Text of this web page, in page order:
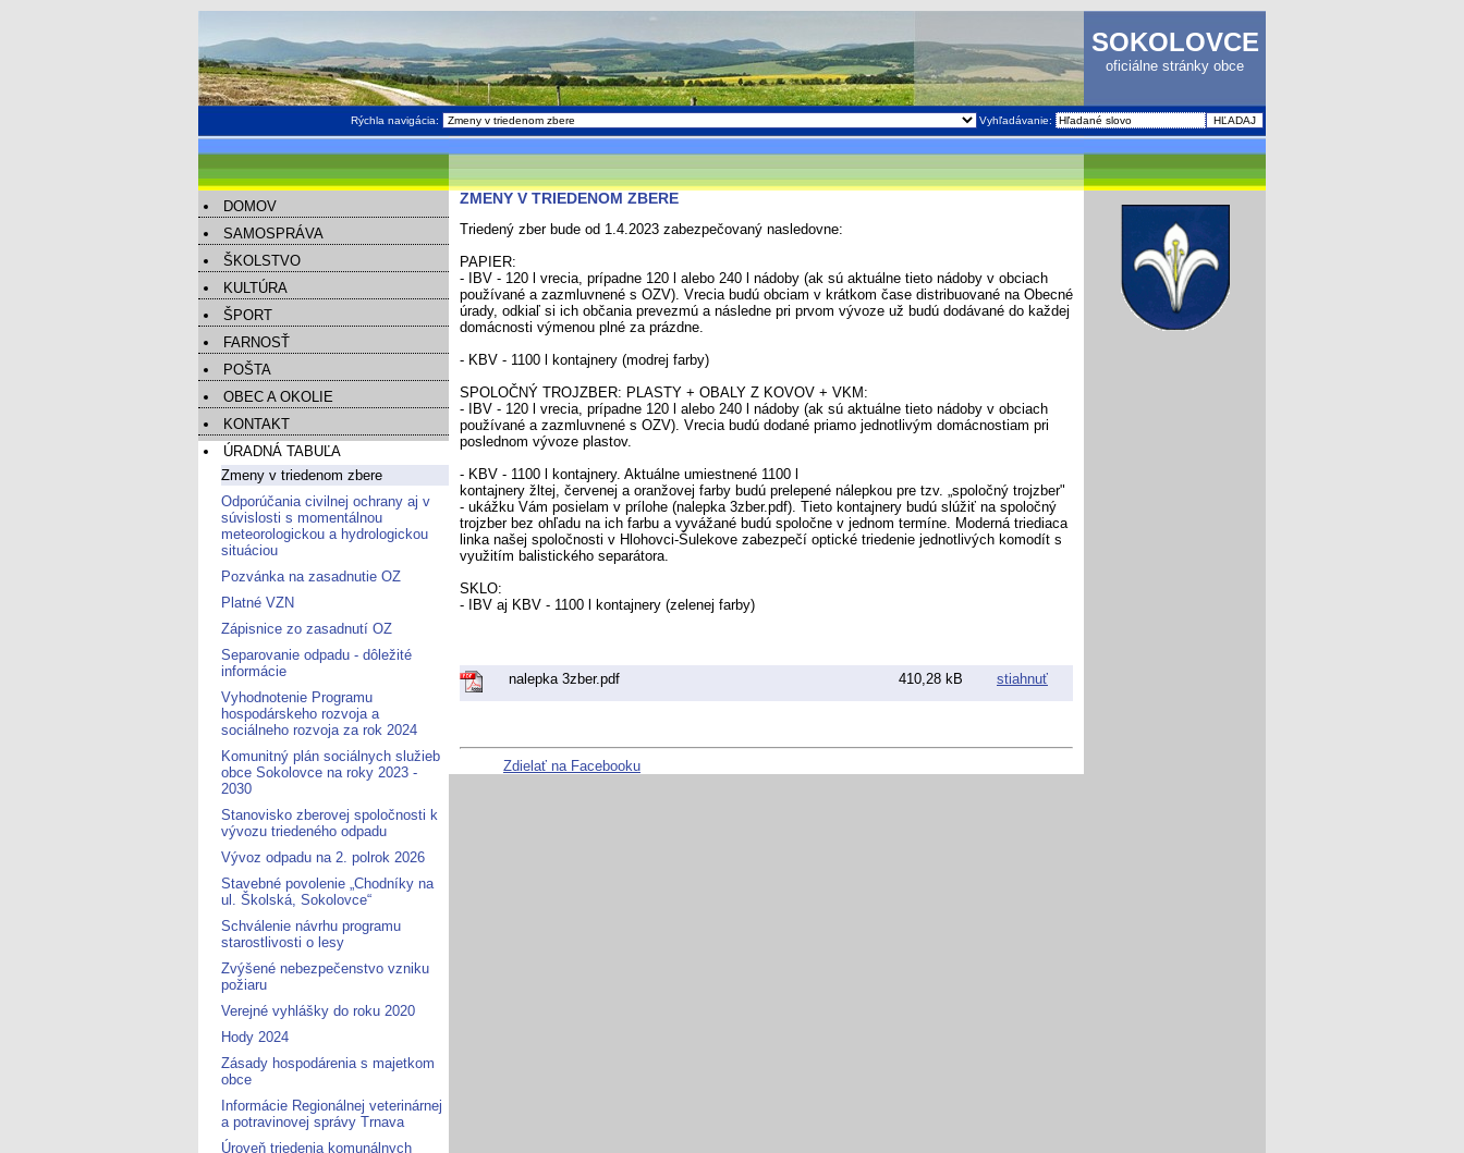
SOKOLOVCE
oficiálne stránky obce
Vyhľadávanie:
Rýchla navigácia:
DOMOV
SAMOSPRÁVA
ŠKOLSTVO
KULTÚRA
ŠPORT
FARNOSŤ
POŠTA
OBEC A OKOLIE
KONTAKT
ÚRADNÁ TABUĽA
Zmeny v triedenom zbere
Odporúčania civilnej ochrany aj v
súvislosti s momentálnou
meteorologickou a hydrologickou
situáciou
Pozvánka na zasadnutie OZ
Platné VZN
Zápisnice zo zasadnutí OZ
Separovanie odpadu - dôležité
informácie
Vyhodnotenie Programu
hospodárskeho rozvoja a
sociálneho rozvoja za rok 2024
Komunitný plán sociálnych služieb
obce Sokolovce na roky 2023 -
2030
Stanovisko zberovej spoločnosti k
vývozu triedeného odpadu
Vývoz odpadu na 2. polrok 2026
Stavebné povolenie „Chodníky na
ul. Školská, Sokolovce“
Schválenie návrhu programu
starostlivosti o lesy
Zvýšené nebezpečenstvo vzniku
požiaru
Verejné vyhlášky do roku 2020
Hody 2024
Zásady hospodárenia s majetkom
obce
Informácie Regionálnej veterinárnej
a potravinovej správy Trnava
Úroveň triedenia komunálnych
ZMENY V TRIEDENOM ZBERE
Triedený zber bude od 1.4.2023 zabezpečovaný nasledovne:
PAPIER:
- IBV - 120 l vrecia, prípadne 120 l alebo 240 l nádoby (ak sú aktuálne tieto nádoby v obciach
používané a zazmluvnené s OZV). Vrecia budú obciam v krátkom čase distribuované na Obecné
úrady, odkiaľ si ich občania prevezmú a následne pri prvom vývoze už budú dodávané do každej
domácnosti výmenou plné za prázdne.
- KBV - 1100 l kontajnery (modrej farby)
SPOLOČNÝ TROJZBER: PLASTY + OBALY Z KOVOV + VKM:
- IBV - 120 l vrecia, prípadne 120 l alebo 240 l nádoby (ak sú aktuálne tieto nádoby v obciach
používané a zazmluvnené s OZV). Vrecia budú dodané priamo jednotlivým domácnostiam pri
poslednom vývoze plastov.
- KBV - 1100 l kontajnery. Aktuálne umiestnené 1100 l
kontajnery žltej, červenej a oranžovej farby budú prelepené nálepkou pre tzv. „spoločný trojzber"
- ukážku Vám posielam v prílohe (nalepka 3zber.pdf). Tieto kontajnery budú slúžiť na spoločný
trojzber bez ohľadu na ich farbu a vyvážané budú spoločne v jednom termíne. Moderná triediaca
linka našej spoločnosti v Hlohovci-Šulekove zabezpečí optické triedenie jednotlivých komodít s
využitím balistického separátora.
SKLO:
- IBV aj KBV - 1100 l kontajnery (zelenej farby)
nalepka 3zber.pdf 410,28 kB stiahnuť
Zdielať na Facebooku